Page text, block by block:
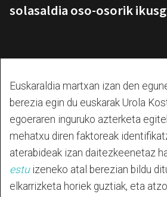
solasaldia oso-osorik
Euskaraldia martxan izan den
berezia egin du euskarak Urola
egoeraren inguruko azterketa
mehatxu diren faktoreak
aterabideak izan daitezkeenetaz
estuizeneko atal berezian bildu
elkarrizketa horiek guztiak, eta